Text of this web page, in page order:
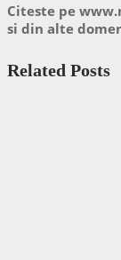
Citeste pe
si din alte
Related Posts